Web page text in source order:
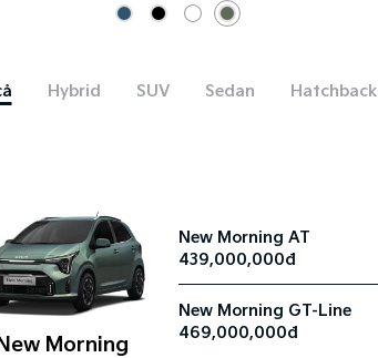
Hybrid SUV Sedan Hatchback
New Morning
New Morning AT
439,000,000đ
New Morning GT-Line
469,000,000đ